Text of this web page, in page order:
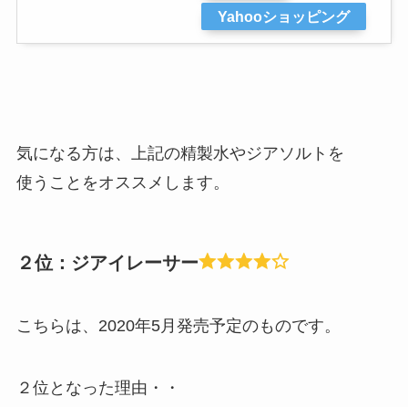
Yahooショッピング
気になる方は、上記の精製水やジアソルトを
使うことをオススメします。
２位：ジアイレーサー
こちらは、2020年5月発売予定のものです。
２位となった理由・・